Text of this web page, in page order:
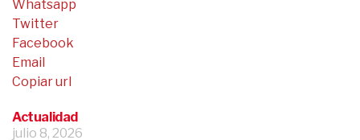
Actualidad
julio 8, 2026
Whatsapp
Twitter
Facebook
Email
Copiar url